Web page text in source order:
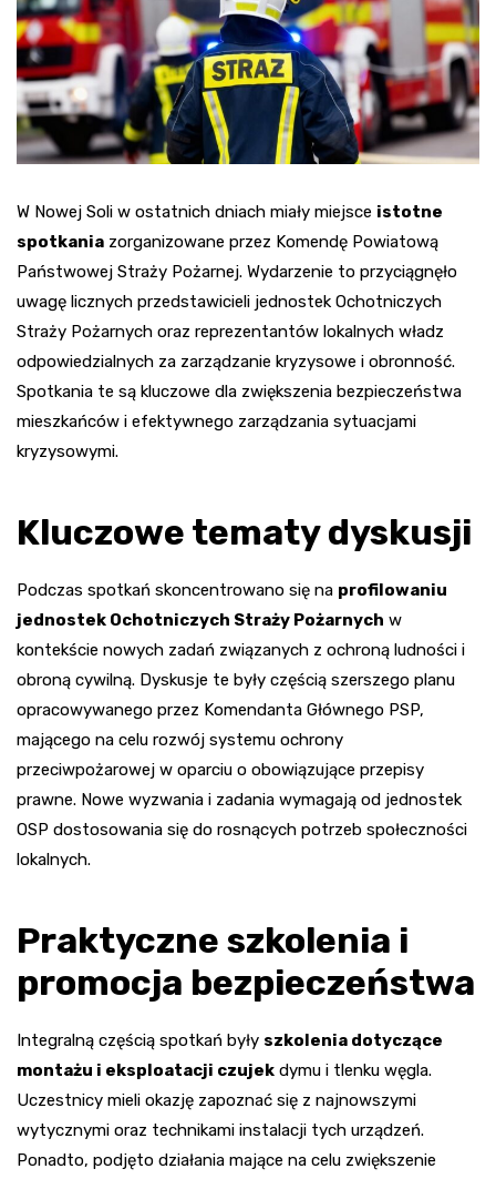
W Nowej Soli w ostatnich dniach miały miejsce istotne
spotkania zorganizowane przez Komendę Powiatową
Państwowej Straży Pożarnej. Wydarzenie to przyciągnęło
uwagę licznych przedstawicieli jednostek Ochotniczych
Straży Pożarnych oraz reprezentantów lokalnych władz
odpowiedzialnych za zarządzanie kryzysowe i obronność.
Spotkania te są kluczowe dla zwiększenia bezpieczeństwa
mieszkańców i efektywnego zarządzania sytuacjami
kryzysowymi.
Kluczowe tematy dyskusji
Podczas spotkań skoncentrowano się na profilowaniu
jednostek Ochotniczych Straży Pożarnych w
kontekście nowych zadań związanych z ochroną ludności i
obroną cywilną. Dyskusje te były częścią szerszego planu
opracowywanego przez Komendanta Głównego PSP,
mającego na celu rozwój systemu ochrony
przeciwpożarowej w oparciu o obowiązujące przepisy
prawne. Nowe wyzwania i zadania wymagają od jednostek
OSP dostosowania się do rosnących potrzeb społeczności
lokalnych.
Praktyczne szkolenia i
promocja bezpieczeństwa
Integralną częścią spotkań były szkolenia dotyczące
montażu i eksploatacji czujek dymu i tlenku węgla.
Uczestnicy mieli okazję zapoznać się z najnowszymi
wytycznymi oraz technikami instalacji tych urządzeń.
Ponadto, podjęto działania mające na celu zwiększenie